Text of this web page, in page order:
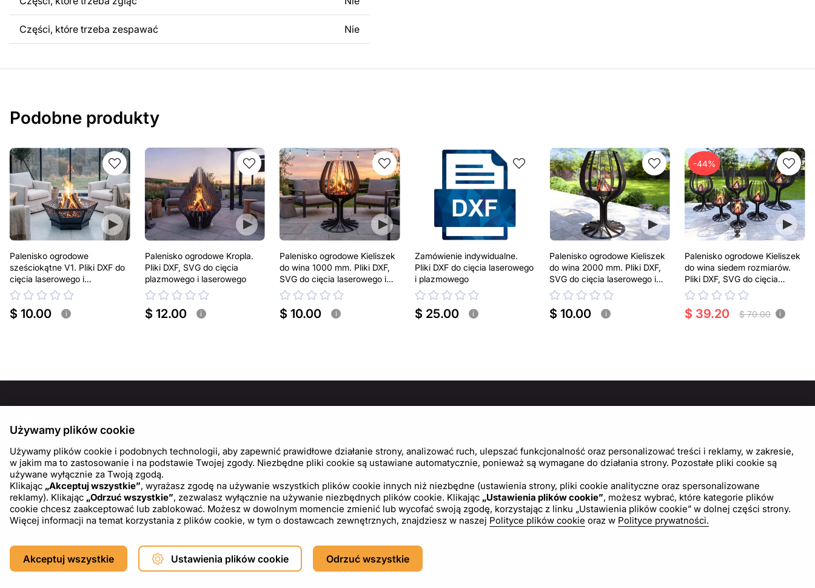
Części, które trzeba zespawać Nie
Podobne produkty
Palenisko ogrodowe
sześciokątne V1. Pliki DXF do
cięcia laserowego i
plazmowego
$ 10.00 i
Palenisko ogrodowe Kropla.
Pliki DXF, SVG do cięcia
plazmowego i laserowego
$ 12.00 i
Palenisko ogrodowe Kieliszek
do wina 1000 mm. Pliki DXF,
SVG do cięcia laserowego i
plazmowego
$ 10.00 i
Zamówienie indywidualne.
Pliki DXF do cięcia laserowego
i plazmowego
$ 25.00 i
Palenisko ogrodowe Kieliszek
do wina 2000 mm. Pliki DXF,
SVG do cięcia laserowego i
plazmowego
$ 10.00 i
-44%
Palenisko ogrodowe Kieliszek
do wina siedem rozmiarów.
Pliki DXF, SVG do cięcia
laserowego i plazmowego
$ 39.20 $ 70.00 i
Blog
Regulamin
Polityka plików cookie
Umowa licencyjna
Ustawienia plików cookie
Napisz do nas
Copyright © 2026 DXF4YOU. PL USD - US Dollar ($)
Używamy plików cookie
Używamy plików cookie i podobnych technologii, aby zapewnić prawidłowe działanie strony, analizować ruch, ulepszać funkcjonalność oraz personalizować treści i reklamy, w zakresie,
w jakim ma to zastosowanie i na podstawie Twojej zgody. Niezbędne pliki cookie są ustawiane automatycznie, ponieważ są wymagane do działania strony. Pozostałe pliki cookie są
używane wyłącznie za Twoją zgodą.
Klikając „Akceptuj wszystkie”, wyrażasz zgodę na używanie wszystkich plików cookie innych niż niezbędne (ustawienia strony, pliki cookie analityczne oraz spersonalizowane
reklamy). Klikając „Odrzuć wszystkie”, zezwalasz wyłącznie na używanie niezbędnych plików cookie. Klikając „Ustawienia plików cookie”, możesz wybrać, które kategorie plików
cookie chcesz zaakceptować lub zablokować. Możesz w dowolnym momencie zmienić lub wycofać swoją zgodę, korzystając z linku „Ustawienia plików cookie” w dolnej części strony.
Więcej informacji na temat korzystania z plików cookie, w tym o dostawcach zewnętrznych, znajdziesz w naszej Polityce plików cookie oraz w Polityce prywatności.
Akceptuj wszystkie Ustawienia plików cookie Odrzuć wszystkie